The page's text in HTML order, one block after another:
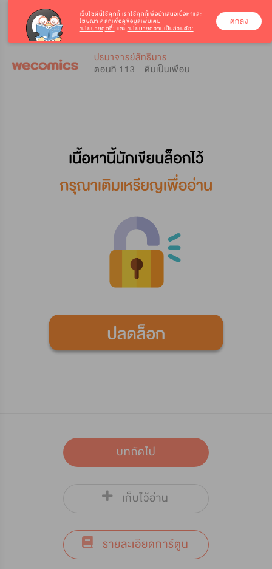
ปรมาจารย์ลัทธิมาร
ตอนที่ 113 - ดื่มเป็นเพื่อน
บทถัดไป
เก็บไว้อ่าน
รายละเอียดการ์ตูน
เว็บไซต์นี้ใช้คุกกี้ เราใช้คุกกี้เพื่อนำเสนอเนื้อหาและ
โฆษณา คลิกเพื่อดูข้อมูลเพิ่มเติม
‘นโยบายคุกกี้’ และ ‘นโยบายความเป็นส่วนตัว’
ตกลง